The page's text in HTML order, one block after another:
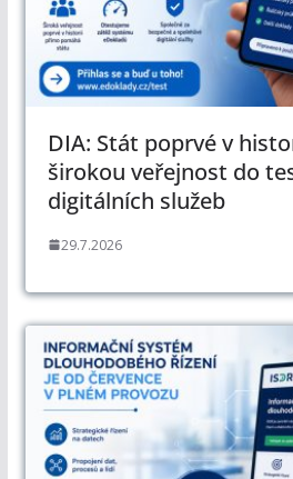
DIA: Stát poprvé v
širokou veřejnost do
digitálních služeb
29.7.2026